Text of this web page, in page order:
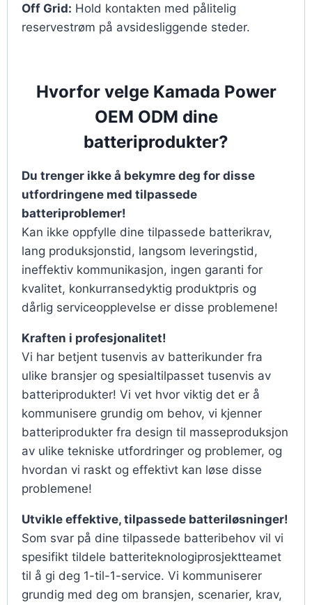
Off Grid: Hold kontakten med pålitelig
reservestrøm på avsidesliggende steder.
Hvorfor velge Kamada Power
OEM ODM dine
batteriprodukter?
Du trenger ikke å bekymre deg for disse
utfordringene med tilpassede
batteriproblemer!
Kan ikke oppfylle dine tilpassede batterikrav,
lang produksjonstid, langsom leveringstid,
ineffektiv kommunikasjon, ingen garanti for
kvalitet, konkurransedyktig produktpris og
dårlig serviceopplevelse er disse problemene!
Kraften i profesjonalitet!
Vi har betjent tusenvis av batterikunder fra
ulike bransjer og spesialtilpasset tusenvis av
batteriprodukter! Vi vet hvor viktig det er å
kommunisere grundig om behov, vi kjenner
batteriprodukter fra design til masseproduksjon
av ulike tekniske utfordringer og problemer, og
hvordan vi raskt og effektivt kan løse disse
problemene!
Utvikle effektive, tilpassede batteriløsninger!
Som svar på dine tilpassede batteribehov vil vi
spesifikt tildele batteriteknologiprosjektteamet
til å gi deg 1-til-1-service. Vi kommuniserer
grundig med deg om bransjen, scenarier, krav,